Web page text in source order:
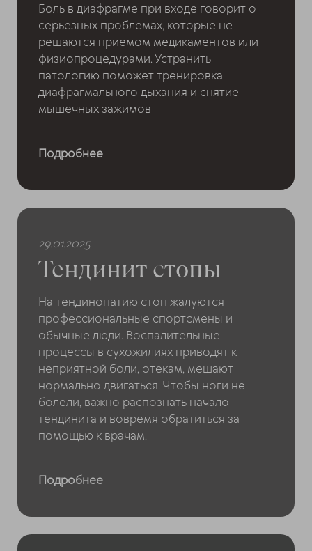
Боль в диафрагме при входе говорит о
серьезных проблемах, которые не
решаются приемом медикаментов или
физиопроцедурами. Устранить
патологию поможет тренировка
диафрагмального дыхания и снятие
мышечных зажимов
Подробнее
29.01.2025
Тендинит стопы
На тендинопатию стоп жалуются
профессиональные спортсмены и
обычные люди. Воспалительные
процессы в сухожилиях приводят к
неприятной боли, отекам, мешают
нормально двигаться. Чтобы ноги не
болели, важно распознать начало
тендинита и вовремя обратиться за
помощью к врачам.
Подробнее